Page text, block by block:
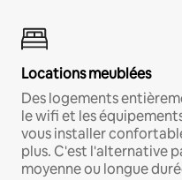
Locations meublées
Des logements
le wifi et les
vous installer
plus. C'est l'alternative
moyenne ou longue